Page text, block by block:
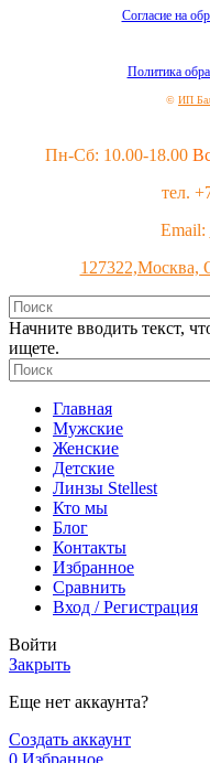
Согласие на
Политика
© ИП
Пн-Сб: 10.00-18.00
тел.
Email:
127322,Москва,
Начните вводить текст,
ищете.
Главная
Мужские
Женские
Детские
Линзы Stellest
Кто мы
Блог
Контакты
Избранное
Сравнить
Вход / Регистрация
Войти
Закрыть
Еще нет аккаунта?
Создать аккаунт